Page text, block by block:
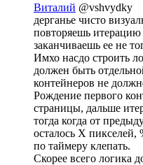
Виталий @vshvydky
дерганье чисто
повторяешь
заканчиваешь ее не
Имхо насдо строить
должен быть
контейнеров не
Рождение первого
страницы, дальше
тогда когда от
осталось Х пикселей,
по таймеру клепать.
Скорее всего логика